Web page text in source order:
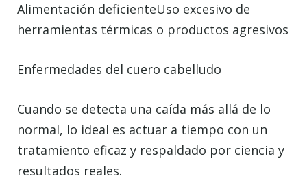
Alimentación deficienteUso excesivo de
herramientas térmicas o productos agresivos
Enfermedades del cuero cabelludo
Cuando se detecta una caída más allá de lo
normal, lo ideal es actuar a tiempo con un
tratamiento eficaz y respaldado por ciencia y
resultados reales.